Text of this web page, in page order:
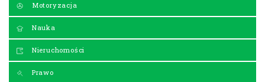
Motoryzacja
Nauka
Nieruchomości
Prawo